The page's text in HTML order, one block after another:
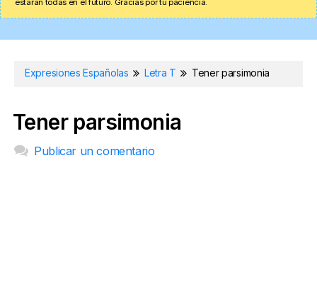
estarán todas en el futuro. Gracias por tu paciencia.
Expresiones Españolas Letra T Tener parsimonia
Tener parsimonia
Publicar un comentario